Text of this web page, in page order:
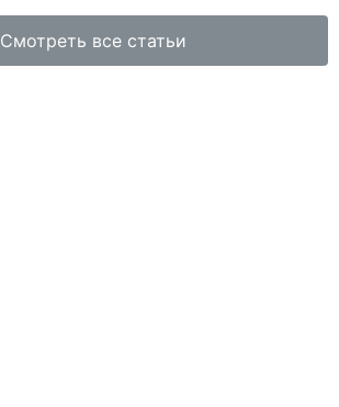
Смотреть все статьи